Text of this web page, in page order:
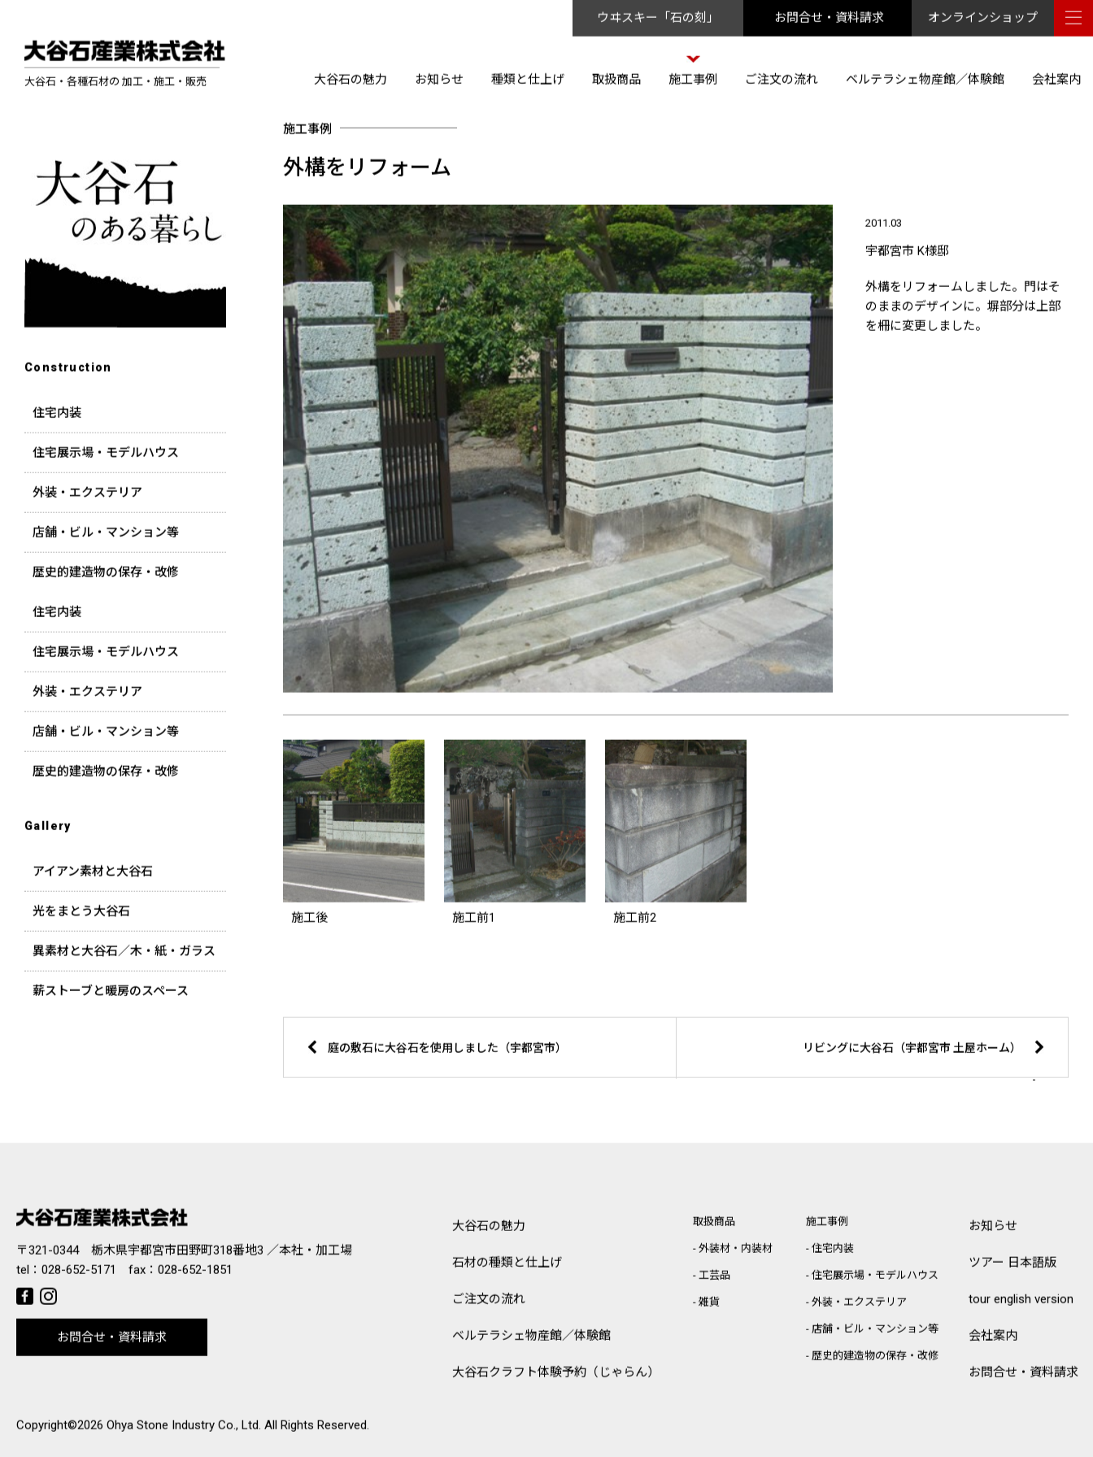
大谷石・各種石材の 加工・施工・販売 大谷石の魅力 お知らせ 種類と仕上げ 取扱商品 施工事例 ご注文の流れ ベルテラシェ物産館／体験館 会社案内
ウヰスキー「石の刻」 お問合せ・資料請求 オンラインショップ
施工事例
外構をリフォーム
2011.03
宇都宮市 K様邸
外構をリフォームしました。門はそ
のままのデザインに。塀部分は上部
を柵に変更しました。
施工後 施工前1 施工前2
庭の敷石に大谷石を使用しました（宇都宮市） リビングに大谷石（宇都宮市 土屋ホーム）
Construction
住宅内装
住宅展示場・モデルハウス
外装・エクステリア
店舗・ビル・マンション等
歴史的建造物の保存・改修
住宅内装
住宅展示場・モデルハウス
外装・エクステリア
店舗・ビル・マンション等
歴史的建造物の保存・改修
Gallery
アイアン素材と大谷石
光をまとう大谷石
異素材と大谷石／木・紙・ガラス
薪ストーブと暖房のスペース
〒321-0344 栃木県宇都宮市田野町318番地3 ／本社・加工場
tel： 028-652-5171 fax：028-652-1851
お問合せ・資料請求
大谷石の魅力
石材の種類と仕上げ
ご注文の流れ
ベルテラシェ物産館／体験館
大谷石クラフト体験予約（じゃらん）
お知らせ
ツアー 日本語版
tour english version
会社案内
お問合せ・資料請求
取扱商品
外装材・内装材
工芸品
雑貨
施工事例
住宅内装
住宅展示場・モデルハウス
外装・エクステリア
店舗・ビル・マンション等
歴史的建造物の保存・改修
Copyright©2026 Ohya Stone Industry Co., Ltd. All Rights Reserved.